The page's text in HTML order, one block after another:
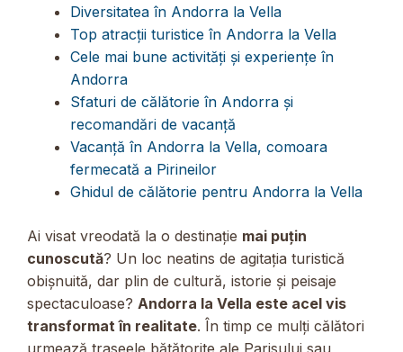
Diversitatea în Andorra la Vella
Top atracții turistice în Andorra la Vella
Cele mai bune activități și experiențe în
Andorra
Sfaturi de călătorie în Andorra și
recomandări de vacanță
Vacanță în Andorra la Vella, comoara
fermecată a Pirineilor
Ghidul de călătorie pentru Andorra la Vella
Ai visat vreodată la o destinație mai puțin
cunoscută? Un loc neatins de agitația turistică
obișnuită, dar plin de cultură, istorie și peisaje
spectaculoase? Andorra la Vella este acel vis
transformat în realitate. În timp ce mulți călători
urmează traseele bătătorite ale Parisului sau